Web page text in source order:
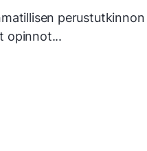
perustutkinnon
opinnot...